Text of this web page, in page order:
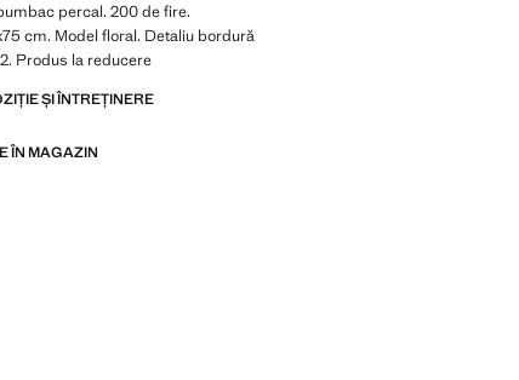
percal. 200 de fire.
cm. Model floral. Detaliu bordură
Produs la reducere
ȘI ÎNTREȚINERE
ÎN MAGAZIN